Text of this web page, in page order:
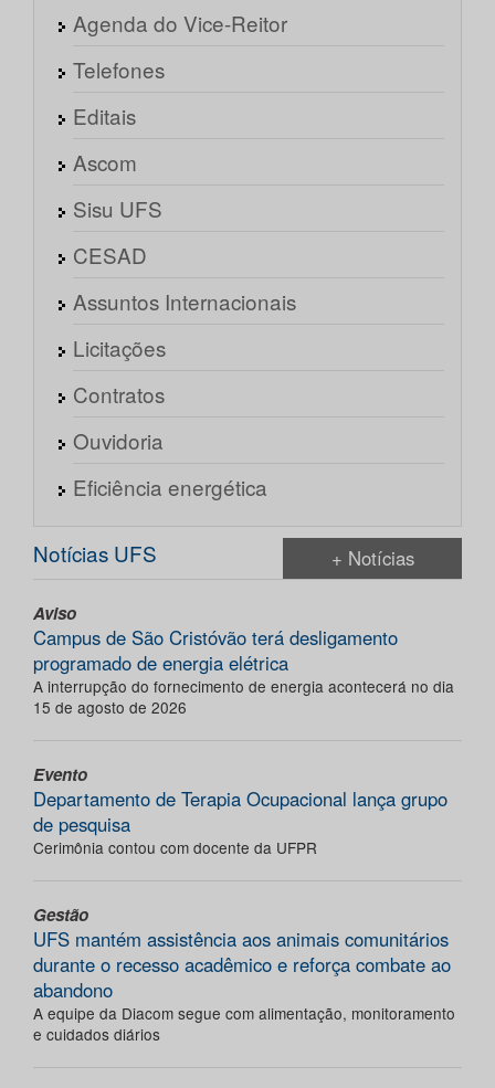
Agenda do Vice-Reitor
Telefones
Editais
Ascom
Sisu UFS
CESAD
Assuntos Internacionais
Licitações
Contratos
Ouvidoria
Eficiência energética
Notícias UFS + Notícias
Aviso
Campus de São Cristóvão terá desligamento
programado de energia elétrica
A interrupção do fornecimento de energia acontecerá no dia
15 de agosto de 2026
Evento
Departamento de Terapia Ocupacional lança grupo
de pesquisa
Cerimônia contou com docente da UFPR
Gestão
UFS mantém assistência aos animais comunitários
durante o recesso acadêmico e reforça combate ao
abandono
A equipe da Diacom segue com alimentação, monitoramento
e cuidados diários